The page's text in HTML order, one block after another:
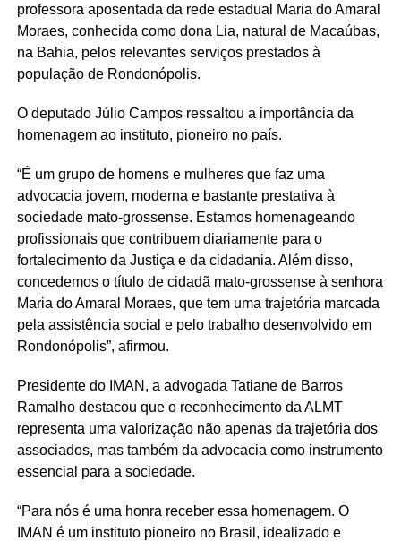
professora aposentada da rede estadual Maria do Amaral
Moraes, conhecida como dona Lia, natural de Macaúbas,
na Bahia, pelos relevantes serviços prestados à
população de Rondonópolis.
O deputado Júlio Campos ressaltou a importância da
homenagem ao instituto, pioneiro no país.
“É um grupo de homens e mulheres que faz uma
advocacia jovem, moderna e bastante prestativa à
sociedade mato-grossense. Estamos homenageando
profissionais que contribuem diariamente para o
fortalecimento da Justiça e da cidadania. Além disso,
concedemos o título de cidadã mato-grossense à senhora
Maria do Amaral Moraes, que tem uma trajetória marcada
pela assistência social e pelo trabalho desenvolvido em
Rondonópolis”, afirmou.
Presidente do IMAN, a advogada Tatiane de Barros
Ramalho destacou que o reconhecimento da ALMT
representa uma valorização não apenas da trajetória dos
associados, mas também da advocacia como instrumento
essencial para a sociedade.
“Para nós é uma honra receber essa homenagem. O
IMAN é um instituto pioneiro no Brasil, idealizado e